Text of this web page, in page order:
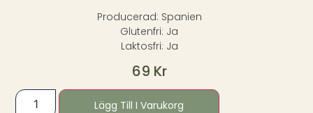
Producerad: Spanien
Glutenfri: Ja
Laktosfri: Ja
69 Kr
Lägg Till I Varukorg